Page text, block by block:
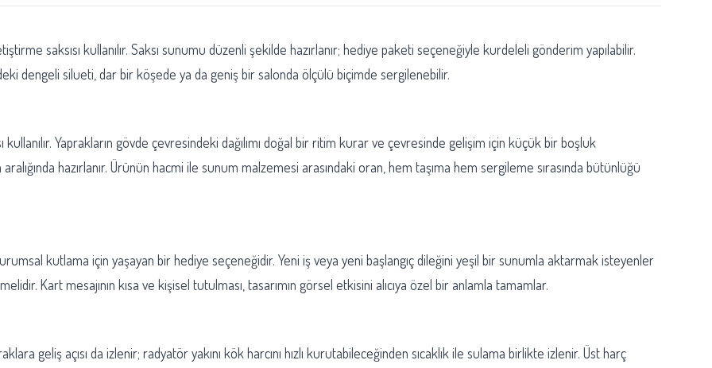
saksısı kullanılır. Saksı sunumu düzenli şekilde hazırlanır; hediye paketi seçeneğiyle kurdeleli gönderim yapılabilir.
dengeli silueti, dar bir köşede ya da geniş bir salonda ölçülü biçimde sergilenebilir.
Yaprakların gövde çevresindeki dağılımı doğal bir ritim kurar ve çevresinde gelişim için küçük bir boşluk
hazırlanır. Ürünün hacmi ile sunum malzemesi arasındaki oran, hem taşıma hem sergileme sırasında bütünlüğü
kutlama için yaşayan bir hediye seçeneğidir. Yeni iş veya yeni başlangıç dileğini yeşil bir sunumla aktarmak isteyenler
Kart mesajının kısa ve kişisel tutulması, tasarımın görsel etkisini alıcıya özel bir anlamla tamamlar.
geliş açısı da izlenir; radyatör yakını kök harcını hızlı kurutabileceğinden sıcaklık ile sulama birlikte izlenir. Üst harç